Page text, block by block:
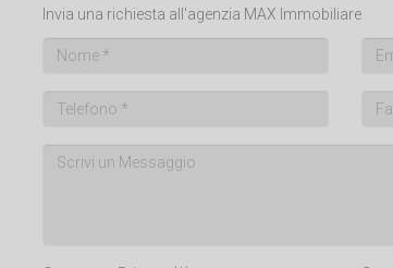
Invia una richiesta all'agenzia MAX Immobiliare